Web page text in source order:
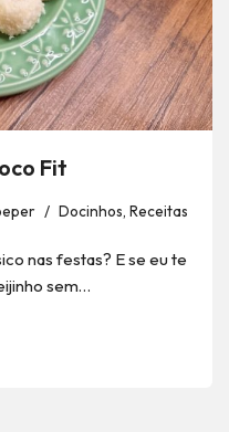
Fit
Docinhos, Receitas
nas festas? E se eu te
sem…